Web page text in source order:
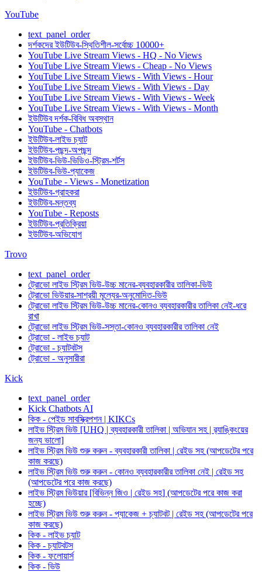
YouTube
text_panel_order
দর্শকদের ইউটিউব-স্থিতিশীল-সর্বোচ্চ 10000+
YouTube Live Stream Views - HQ - No Views
YouTube Live Stream Views - Cheap - No Views
YouTube Live Stream Views - With Views - Hour
YouTube Live Stream Views - With Views - Day
YouTube Live Stream Views - With Views - Week
YouTube Live Stream Views - With Views - Month
ইউটিউব দর্শক-বিবিধ অবস্থান
YouTube - Chatbots
ইউটিউব-লাইভ চ্যাট
ইউটিউব-পছন্দ-অপছন্দ
ইউটিউব-ভিউ-ভিডিও-স্ট্রিম-শর্টস
ইউটিউব-ভিউ-প্যাকেজ
YouTube - Views - Monetization
ইউটিউব-গ্রাহকরা
ইউটিউব-মন্তব্য
YouTube - Reposts
ইউটিউব-প্রতিক্রিয়া
ইউটিউব-অভিযোগ
Trovo
text_panel_order
ট্রোভো লাইভ স্ট্রিম ভিউ-উচ্চ মানের-ব্যবহারকারীর তালিকা-ভিউ
ট্রোভো ভিউয়ার-সাশ্রয়ী মূল্যের-অনুমোদিত-ভিউ
ট্রোভো লাইভ স্ট্রিম ভিউ-উচ্চ মানের-কোনও ব্যবহারকারীর তালিকা নেই-ধরে
রাখা
ট্রোভো লাইভ স্ট্রিম ভিউ-সস্তা-কোনও ব্যবহারকারীর তালিকা নেই
ট্রোভো - লাইভ চ্যাট
ট্রোভো - চ্যাটবটস
ট্রোভো - অনুসারীরা
Kick
text_panel_order
Kick Chatbots AI
কিক - পেইড সাবস্ক্রিপশন | KIKCs
লাইভ স্ট্রিম ভিউ [UHQ | ব্যবহারকারী তালিকা | অভিযান সহ | র‍্যাঙ্কিংয়ের
জন্য ভালো]
লাইভ স্ট্রিম ভিউ শুরু করুন - ব্যবহারকারী তালিকা | রেইড সহ (আপডেটের পরে
কাজ করছে)
লাইভ স্ট্রিম ভিউ শুরু করুন - কোনও ব্যবহারকারীর তালিকা নেই | রেইড সহ
(আপডেটের পরে কাজ করছে)
লাইভ স্ট্রিম ভিউয়ার [বিভিন্ন জিও | রেইড সহ] (আপডেটের পরে কাজ করা
হচ্ছে)
লাইভ স্ট্রিম ভিউ শুরু করুন - প্যাকেজ + চ্যাটবট | রেইড সহ (আপডেটের পরে
কাজ করছে)
কিক - লাইভ চ্যাট
কিক - চ্যাটবটস
কিক - ফলোয়ার্স
কিক - ভিউ